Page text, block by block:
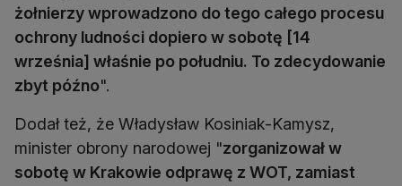
żołnierzy wprowadzono do tego całego procesu
ochrony ludności dopiero w sobotę [14
września] właśnie po południu. To zdecydowanie
zbyt późno".
Dodał też, że Władysław Kosiniak-Kamysz,
minister obrony narodowej "zorganizował w
sobotę w Krakowie odprawę z WOT, zamiast